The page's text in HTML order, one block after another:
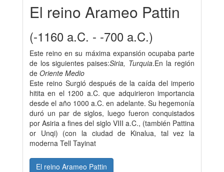
El reino Arameo Pattin
(-1160 a.C. - -700 a.C.)
Este reino en su máxima expansión ocupaba parte
de los siguientes paises:Siria, Turquia.En la región
de Oriente Medio
Este reino Surgió después de la caída del imperio
hitita en el 1200 a.C. que adquirieron importancia
desde el año 1000 a.C. en adelante. Su hegemonía
duró un par de siglos, luego fueron conquistados
por Asiria a fines del siglo VIII a.C., (también Pattina
or Unqi) (con la ciudad de Kinalua, tal vez la
moderna Tell Tayinat
El reino Arameo Pattin